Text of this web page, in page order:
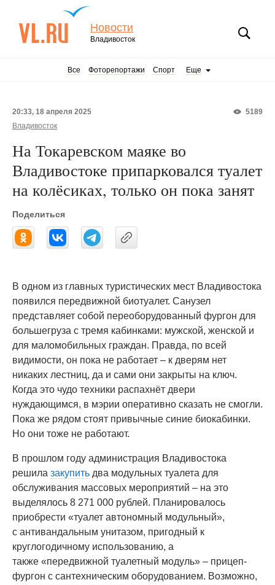
Новости
Владивосток
Все Фоторепортажи Спорт Еще
5189
20:33, 18 апреля 2025
Владивосток
На Токаревском маяке во
Владивостоке припарковался туалет
на колёсиках, только он пока занят
Поделиться
В одном из главных туристических мест Владивостока
появился передвижной биотуалет. Санузел
представляет собой переоборудованный фургон для
большегруза с тремя кабинками: мужской, женской и
для маломобильных граждан. Правда, по всей
видимости, он пока не работает – к дверям нет
никаких лестниц, да и сами они закрыты на ключ.
Когда это чудо техники распахнёт двери
нуждающимся, в мэрии оперативно сказать не смогли.
Пока же рядом стоят привычные синие биокабинки.
Но они тоже не работают.
В прошлом году администрация Владивостока
решила закупить два модульных туалета для
обслуживания массовых мероприятий – на это
выделялось 8 271 000 рублей. Планировалось
приобрести «туалет автономный модульный»,
с антивандальным унитазом, пригодный к
круглогодичному использованию, а
также «передвижной туалетный модуль» – прицеп-
фургон с сантехническим оборудованием. Возможно,